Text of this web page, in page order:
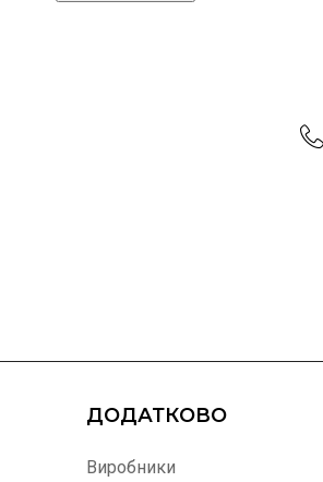
ДОДАТКОВО
Виробники